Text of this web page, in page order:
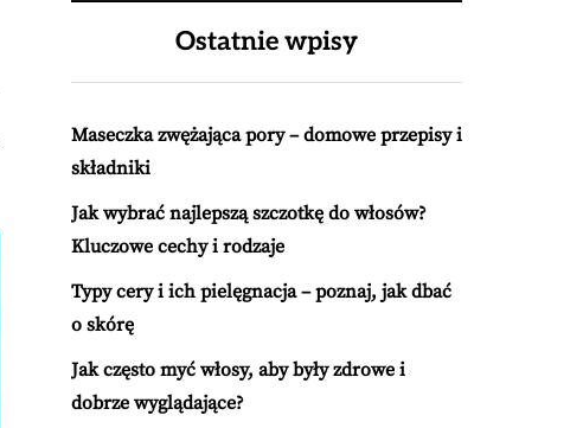
Ostatnie wpisy
Maseczka zwężająca pory – domowe przepisy i
składniki
Jak wybrać najlepszą szczotkę do włosów?
Kluczowe cechy i rodzaje
Typy cery i ich pielęgnacja – poznaj, jak dbać
o skórę
Jak często myć włosy, aby były zdrowe i
dobrze wyglądające?